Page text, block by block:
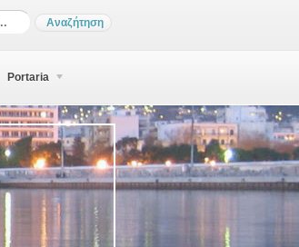
Portaria